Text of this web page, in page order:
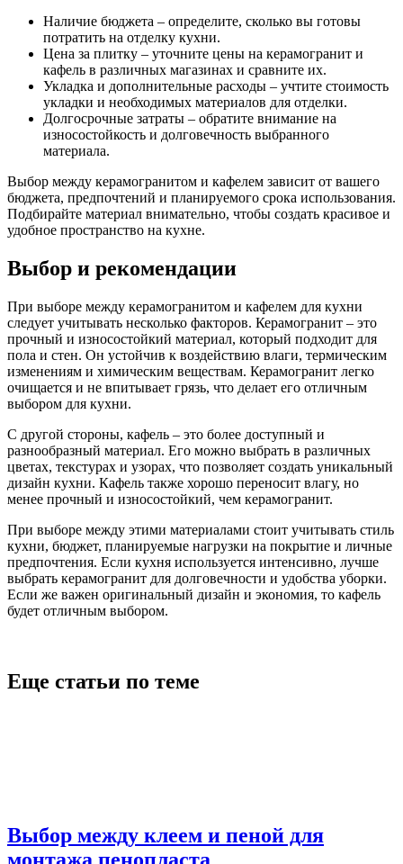
Наличие бюджета – определите, сколько вы готовы
потратить на отделку кухни.
Цена за плитку – уточните цены на керамогранит и
кафель в различных магазинах и сравните их.
Укладка и дополнительные расходы – учтите стоимость
укладки и необходимых материалов для отделки.
Долгосрочные затраты – обратите внимание на
износостойкость и долговечность выбранного
материала.
Выбор между керамогранитом и кафелем зависит от вашего
бюджета, предпочтений и планируемого срока использования.
Подбирайте материал внимательно, чтобы создать красивое и
удобное пространство на кухне.
Выбор и рекомендации
При выборе между керамогранитом и кафелем для кухни
следует учитывать несколько факторов. Керамогранит – это
прочный и износостойкий материал, который подходит для
пола и стен. Он устойчив к воздействию влаги, термическим
изменениям и химическим веществам. Керамогранит легко
очищается и не впитывает грязь, что делает его отличным
выбором для кухни.
С другой стороны, кафель – это более доступный и
разнообразный материал. Его можно выбрать в различных
цветах, текстурах и узорах, что позволяет создать уникальный
дизайн кухни. Кафель также хорошо переносит влагу, но
менее прочный и износостойкий, чем керамогранит.
При выборе между этими материалами стоит учитывать стиль
кухни, бюджет, планируемые нагрузки на покрытие и личные
предпочтения. Если кухня используется интенсивно, лучше
выбрать керамогранит для долговечности и удобства уборки.
Если же важен оригинальный дизайн и экономия, то кафель
будет отличным выбором.
Еще статьи по теме
Выбор между клеем и пеной для